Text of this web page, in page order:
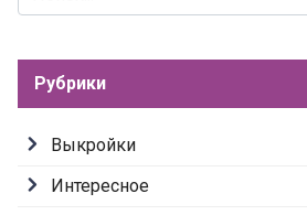
for:
Рубрики
Выкройки
Интересное